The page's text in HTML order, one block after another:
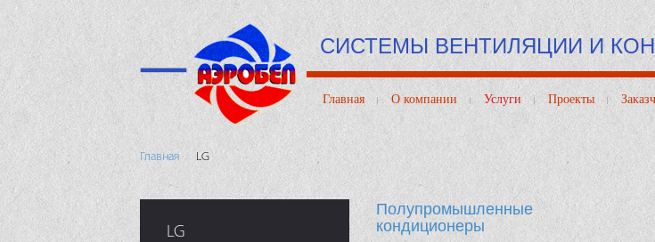
СИСТЕМЫ ВЕНТИЛЯЦИИ И
Главная О компании Услуги Проекты
Главная LG
LG
Полупромышленные
кондиционеры